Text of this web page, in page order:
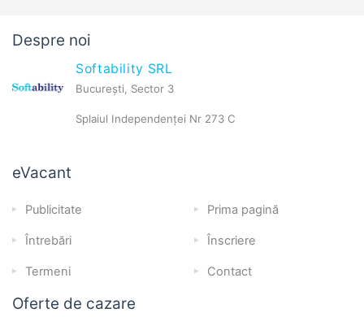
Despre noi
Softability SRL
București, Sector 3
Splaiul Independenței Nr 273 C
eVacant
Publicitate Prima pagină
Întrebări Înscriere
Termeni Contact
Oferte de cazare